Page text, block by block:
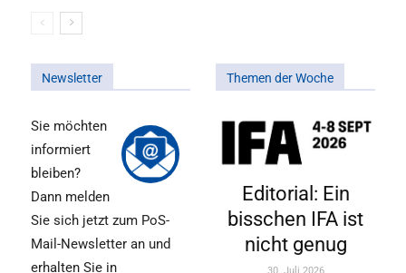
Newsletter
Sie möchten
informiert
bleiben?
Dann melden
Sie sich jetzt zum PoS-
Mail-Newsletter an und
erhalten Sie in
Themen der Woche
Editorial: Ein
bisschen IFA ist
nicht genug